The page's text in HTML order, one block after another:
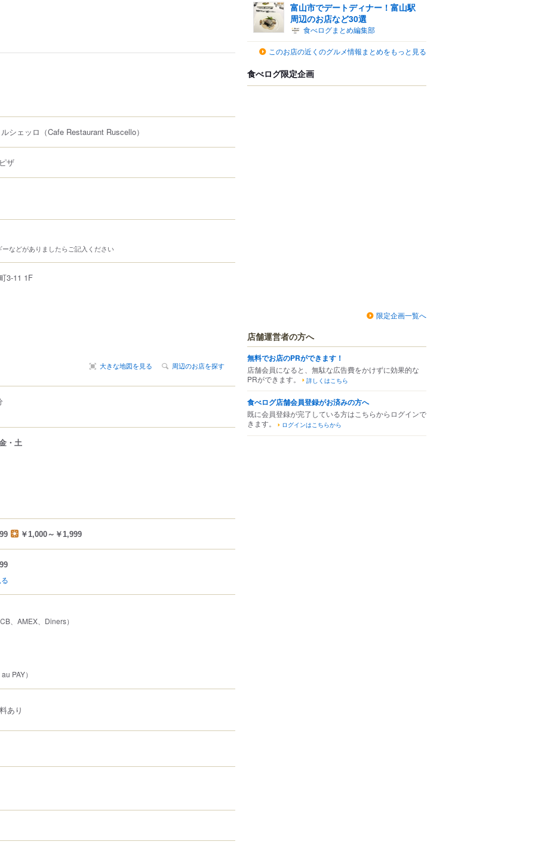
シェッロ （Cafe Restaurant Ruscello）
ザ
などがありましたらご記入ください
3-11 1F
大きな地図を見る 周辺のお店を探す
・土
￥1,000～￥1,999
、AMEX、Diners）
PAY）
あり
富山市でデートディナー！富山駅
周辺のお店など30選
食べログまとめ編集部
このお店の近くのグルメ情報まとめをもっと見る
食べログ限定企画
限定企画一覧へ
店舗運営者の方へ
無料でお店のPRができます！
店舗会員になると、無駄な広告費をかけずに効果的な
PRができます。
詳しくはこちら
食べログ店舗会員登録がお済みの方へ
既に会員登録が完了している方はこちらからログインで
きます。
ログインはこちらから